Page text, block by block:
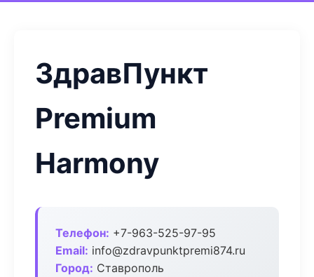
ЗдравПункт
Premium
Harmony
Телефон: +7-963-525-97-95
Email: info@zdravpunktpremi874.ru
Город: Ставрополь